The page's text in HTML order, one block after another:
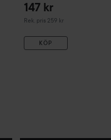
147 kr
Rek. pris 259 kr
Rekommenderat pris 259 kr
KÖP